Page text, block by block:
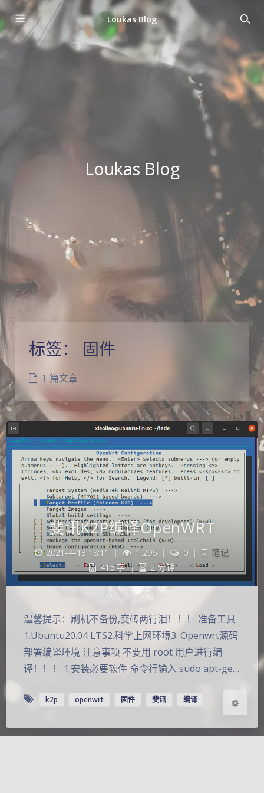
Loukas Blog
Loukas Blog
夜间模式
浅阴影 深阴影
关闭 日落 暗化
标签： 固件
1 篇文章
斐讯K2P编译OpenWRT
2021-4-13 18:11 | 1,296 | 0 |
笔记
415 字 | 2 分钟
温馨提示：刷机不备份,变砖两行泪！！！ 准备工具
1.Ubuntu20.04 LTS2.科学上网环境3. Openwrt源码
部署编译环境 注意事项 不要用 root 用户进行编
译！！！ 1.安装必要软件 命令行输入 sudo apt-ge…
k2p openwrt 固件 斐讯 编译